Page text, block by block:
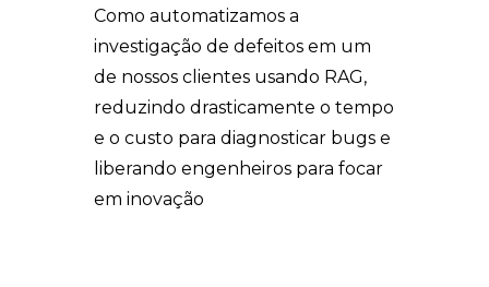
Como automatizamos a
investigação de defeitos em um
de nossos clientes usando RAG,
reduzindo drasticamente o tempo
e o custo para diagnosticar bugs e
liberando engenheiros para focar
em inovação